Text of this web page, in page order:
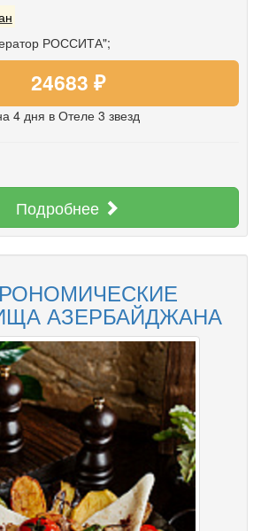
РОССИТА";
24683 ₽
4 дня в Отеле 3 звезд
Подробнее
АЗЕРБАЙДЖАНА